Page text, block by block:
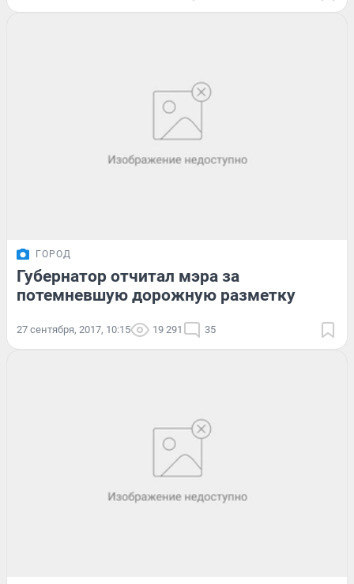
ГОРОД
Губернатор отчитал мэра за
потемневшую дорожную разметку
27 сентября, 2017, 10:15 19 291 35